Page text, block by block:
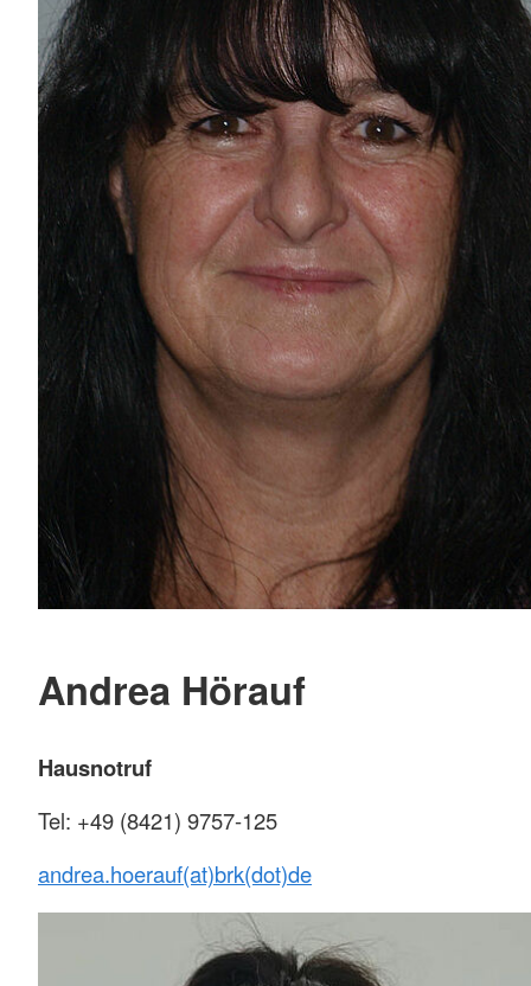
Andrea Hörauf
Hausnotruf
Tel: +49 (8421) 9757-125
andrea.hoerauf(at)brk(dot)de